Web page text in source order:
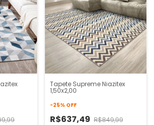
Tapete Supreme Niazitex
1,50x2,00
-25% OFF
R$637,49 R$849,99